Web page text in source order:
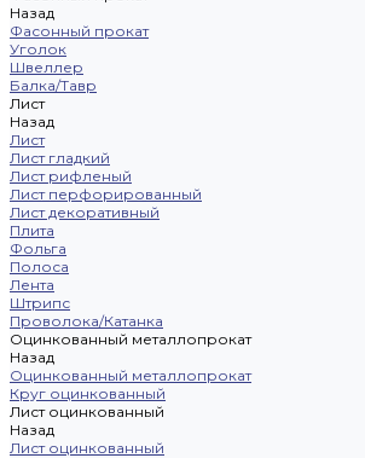
Назад
Фасонный прокат
Уголок
Швеллер
Балка/Тавр
Лист
Назад
Лист
Лист гладкий
Лист рифленый
Лист перфорированный
Лист декоративный
Плита
Фольга
Полоса
Лента
Штрипс
Проволока/Катанка
Оцинкованный металлопрокат
Назад
Оцинкованный металлопрокат
Круг оцинкованный
Лист оцинкованный
Назад
Лист оцинкованный